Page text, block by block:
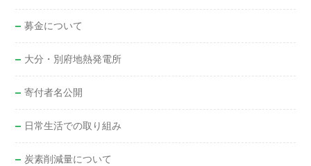
募金について
大分・別府地熱発電所
寄付者名公開
日常生活での取り組み
炭素削減量について